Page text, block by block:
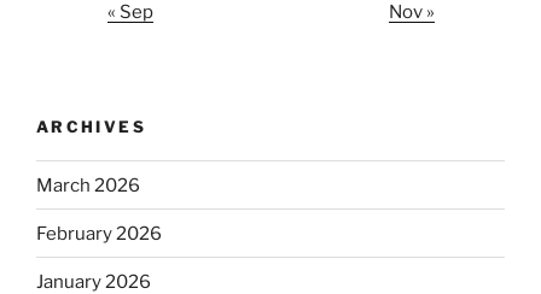
« Sep Nov »
ARCHIVES
March 2026
February 2026
January 2026